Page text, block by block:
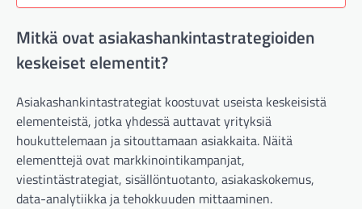
Mitkä ovat asiakashankintastrategioiden
keskeiset elementit?
Asiakashankintastrategiat koostuvat useista keskeisistä
elementeistä, jotka yhdessä auttavat yrityksiä
houkuttelemaan ja sitouttamaan asiakkaita. Näitä
elementtejä ovat markkinointikampanjat,
viestintästrategiat, sisällöntuotanto, asiakaskokemus,
data-analytiikka ja tehokkuuden mittaaminen.